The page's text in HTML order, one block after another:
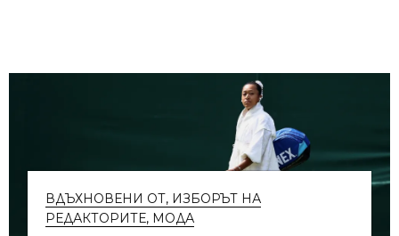
ВДЪХНОВЕНИ ОТ, ИЗБОРЪТ НА
РЕДАКТОРИТЕ, МОДА